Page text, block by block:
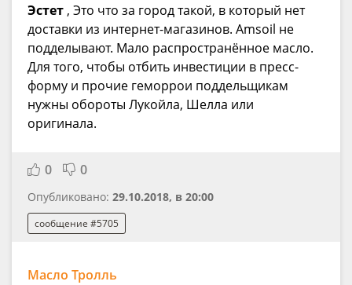
Эстет , Это что за город такой, в который нет
доставки из интернет-магазинов. Amsoil не
подделывают. Мало распространённое масло.
Для того, чтобы отбить инвестиции в пресс-
форму и прочие геморрои поддельщикам
нужны обороты Лукойла, Шелла или
оригинала.
0 0
Опубликовано: 29.10.2018, в 20:00
сообщение #5705
Масло Тролль